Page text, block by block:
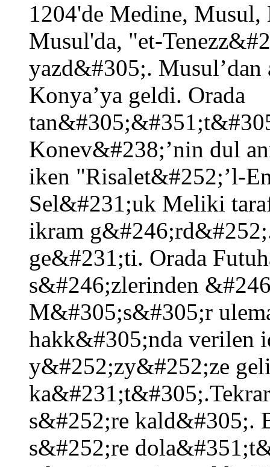
1204'de Medine,
Musul'da, "et-
yazd&#305;.
Konya’ya geldi. Orada
Konev&#238;’nin dul
iken "Risalet&#252;’l-
Sel&#231;uk Meliki
ikram
ge&#231;ti. Orada
s&#246;zlerinden
M&#305;s&#305;r
hakk&#305;nda verilen
y&#252;zy&#252;ze
s&#252;re kald&#305;.
s&#252;re